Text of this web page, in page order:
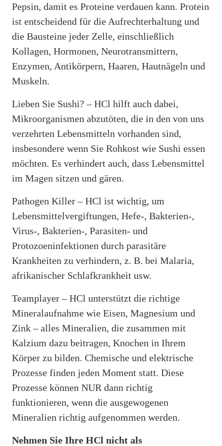
Pepsin, damit es Proteine ​​verdauen kann. Protein
ist entscheidend für die Aufrechterhaltung und
die Bausteine ​​jeder Zelle, einschließlich
Kollagen, Hormonen, Neurotransmittern,
Enzymen, Antikörpern, Haaren, Hautnägeln und
Muskeln.
Lieben Sie Sushi? – HCl hilft auch dabei,
Mikroorganismen abzutöten, die in den von uns
verzehrten Lebensmitteln vorhanden sind,
insbesondere wenn Sie Rohkost wie Sushi essen
möchten. Es verhindert auch, dass Lebensmittel
im Magen sitzen und gären.
Pathogen Killer – HCl ist wichtig, um
Lebensmittelvergiftungen, Hefe-, Bakterien-,
Virus-, Bakterien-, Parasiten- und
Protozoeninfektionen durch parasitäre
Krankheiten zu verhindern, z. B. bei Malaria,
afrikanischer Schlafkrankheit usw.
Teamplayer – HCl unterstützt die richtige
Mineralaufnahme wie Eisen, Magnesium und
Zink – alles Mineralien, die zusammen mit
Kalzium dazu beitragen, Knochen in Ihrem
Körper zu bilden. Chemische und elektrische
Prozesse finden jeden Moment statt. Diese
Prozesse können NUR dann richtig
funktionieren, wenn die ausgewogenen
Mineralien richtig aufgenommen werden.
Nehmen Sie Ihre HCl nicht als